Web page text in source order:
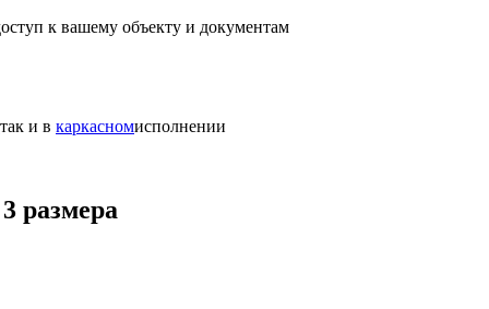
к вашему объекту и документам
так и в каркасномисполнении
3 размера